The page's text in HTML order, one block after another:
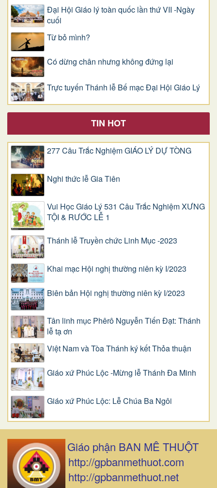
Đại Hội Giáo lý toàn quốc lần thứ VII -Ngày
cuối
Từ bỏ mình?
Có dừng chân nhưng không đứng lại
Trực tuyến Thánh lễ Bế mạc Đại Hội Giáo Lý
TIN HOT
277 Câu Trắc Nghiệm GIÁO LÝ DỰ TÒNG
Nghi thức lễ Gia Tiên
Vui Học Giáo Lý 531 Câu Trắc Nghiệm XƯNG
TỘI & RƯỚC LỄ 1
Thánh lễ Truyền chức Linh Mục -2023
Khai mạc Hội nghị thường niên kỳ I/2023
Biên bản Hội nghị thường niên kỳ I/2023
Tân linh mục Phêrô Nguyễn Tiến Đạt: Thánh
lễ tạ ơn
Việt Nam và Tòa Thánh ký kết Thỏa thuận
Giáo xứ Phúc Lộc -Mừng lễ Thánh Đa Minh
Giáo xứ Phúc Lộc: Lễ Chúa Ba Ngôi
Giáo phận BAN MÊ THUỘT
http://gpbanmethuot.com
http://gpbanmethuot.net